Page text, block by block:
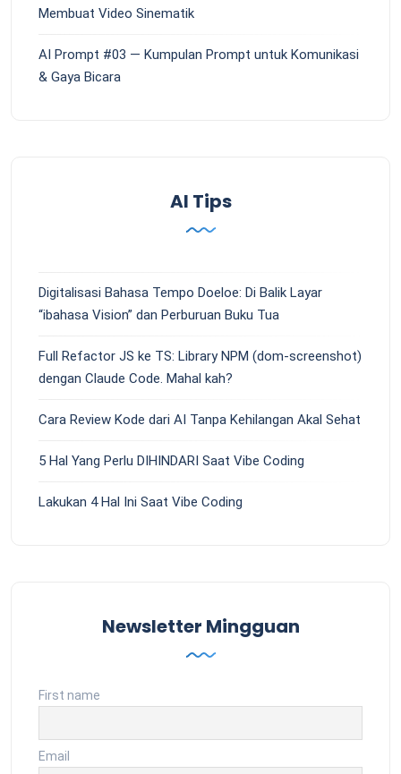
Membuat Video Sinematik
AI Prompt #03 — Kumpulan Prompt untuk Komunikasi
& Gaya Bicara
AI Tips
Digitalisasi Bahasa Tempo Doeloe: Di Balik Layar
“ibahasa Vision” dan Perburuan Buku Tua
Full Refactor JS ke TS: Library NPM (dom-screenshot)
dengan Claude Code. Mahal kah?
Cara Review Kode dari AI Tanpa Kehilangan Akal Sehat
5 Hal Yang Perlu DIHINDARI Saat Vibe Coding
Lakukan 4 Hal Ini Saat Vibe Coding
Newsletter Mingguan
First name
Email